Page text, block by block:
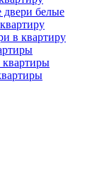
двери белые
в квартиру